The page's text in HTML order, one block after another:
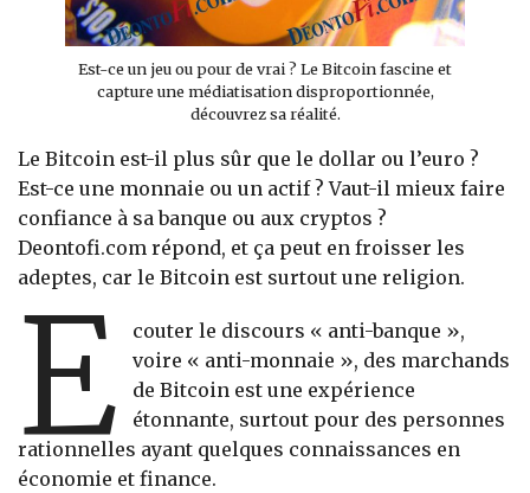
Est-ce un jeu ou pour de vrai ? Le Bitcoin fascine et
capture une médiatisation disproportionnée,
découvrez sa réalité.
Le Bitcoin est-il plus sûr que le dollar ou l’euro ?
Est-ce une monnaie ou un actif ? Vaut-il mieux faire
confiance à sa banque ou aux cryptos ?
Deontofi.com répond, et ça peut en froisser les
adeptes, car le Bitcoin est surtout une religion.
E
couter le discours « anti-banque »,
voire « anti-monnaie », des marchands
de Bitcoin est une expérience
étonnante, surtout pour des personnes
rationnelles ayant quelques connaissances en
économie et finance.